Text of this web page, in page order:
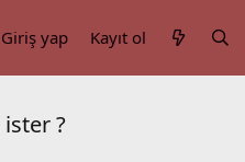
Giriş yap Kayıt ol
?